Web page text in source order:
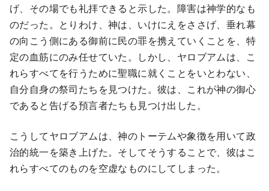
げ、その場でも礼拝できると示した。障害は神学的なも
のだった。とりわけ、神は、いけにえをささげ、垂れ幕
の向こう側にある御前に民の罪を携えていくことを、特
定の血筋にのみ任せていた。しかし、ヤロブアムは、こ
れらすべてを行うために聖職に就くことをいとわない、
自分自身の祭司たちを見つけた。彼は、これが神の御心
であると告げる預言者たちも見つけ出した。
こうしてヤロブアムは、神のトーテムや象徴を用いて政
治的統一を築き上げた。そしてそうすることで、彼はこ
れらすべてのものを空虚なものにしてしまった。